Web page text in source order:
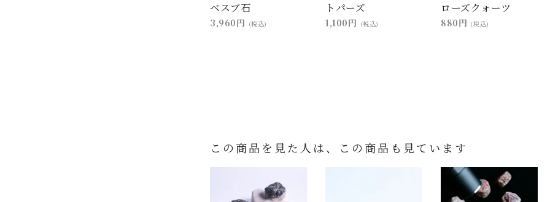
ベスブ石
3,960円 (税込)
トパーズ
1,100円 (税込)
ローズクォーツ
880円 (税込)
この商品を見た人は、この商品も見ています